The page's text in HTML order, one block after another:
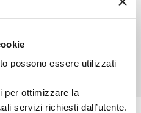
possono essere utilizzati
per ottimizzare la
servizi richiesti dall’utente.
PZ